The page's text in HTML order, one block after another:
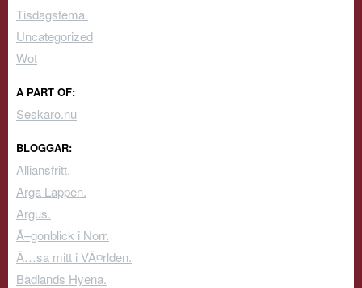
Tisdagstema.
Uncategorized
Wot
A PART OF:
Seskaro.nu
BLOGGAR:
Alliansfritt.
Arga Lappen.
Argus.
Ã–gonblick i Norr.
Ã…sa mitt i VÃ¤rlden.
Badlands Hyena.